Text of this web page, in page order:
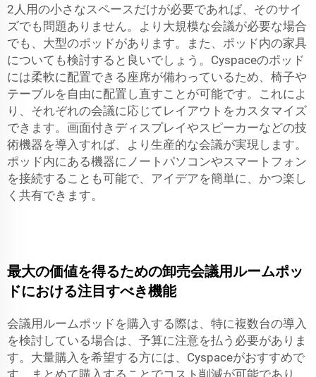
2人用の小さなスペースだけが必要であれば、そのサイ
ズでも問題ありません。より大規模な会議が必要な場合
でも、大型のポッドがあります。また、ポッド内の家具
についても検討すると良いでしょう。Cyspaceのポッド
には柔軟に配置できる座席が備わっているため、椅子や
テーブルを自由に配置し直すことが可能です。これによ
り、それぞれの会議に応じてレイアウトをカスタマイズ
できます。画面付きディスプレイやスピーカーなどの技
術機器を導入すれば、より生産的な会議が実現します。
ポッド内にある機器にノートパソコンやスマートフォン
を接続することも可能で、アイデアを簡単に、かつ楽し
く共有できます。
最大の価値を得るための卸売会議用ルームポッ
ドにおける注目すべき機能
会議用ルームポッドを購入する際は、特に複数台の導入
を検討している場合は、予算に注意を払う必要がありま
す。大量購入を希望する方には、Cyspaceがおすすめで
す。まとめて購入することでコスト削減が可能であり、